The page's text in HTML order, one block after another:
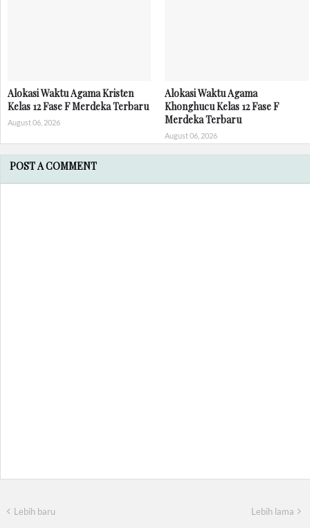
Alokasi Waktu Agama Kristen
Kelas 12 Fase F Merdeka Terbaru
August 06, 2026
Alokasi Waktu Agama
Khonghucu Kelas 12 Fase F
Merdeka Terbaru
August 06, 2026
POST A COMMENT
Lebih baru Lebih lama